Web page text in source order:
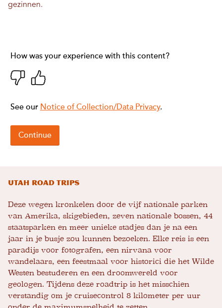
gezinnen.
Utah Road Trips
Deze wegen kronkelen door de vijf nationale parken
van Amerika, skigebieden, zeven nationale bossen, 44
staatsparken en meer unieke stadjes dan je na een
jaar in je busje zou kunnen bezoeken. Elke reis is een
paradijs voor fotografen, een nirvana voor
wandelaars, een feestmaal voor historici die het Wilde
Westen bestuderen en een droomwereld voor
geologen. Tijdens deze roadtrip is het misschien
verstandig om je cruisecontrol 8 kilometer per uur